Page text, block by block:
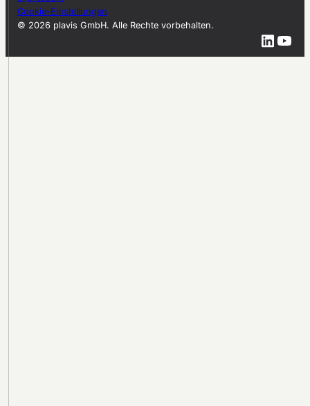
© 2026 plavis GmbH. Alle Rechte vorbehalten.
Cookie-Einstellungen